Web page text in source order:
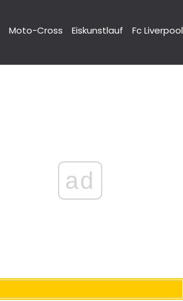
Moto-Cross Eiskunstlauf Fc Liverpool
ad